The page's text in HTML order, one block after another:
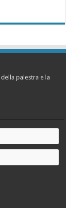
palestra e la